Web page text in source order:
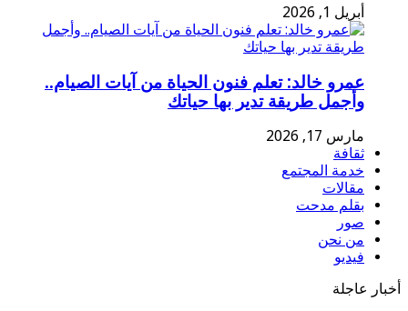
أبريل 1, 2026
عمرو خالد: تعلم فنون الحياة من آيات الصيام..
وأجمل طريقة تدير بها حياتك
مارس 17, 2026
ثقافة
خدمة المجتمع
مقالات
بقلم مدحت
صور
من نحن
فيديو
أخبار عاجلة